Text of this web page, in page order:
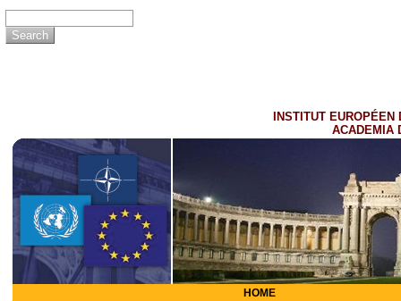
INSTITUT EUROPÉEN
ACADEMIA
HOME